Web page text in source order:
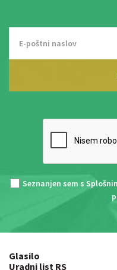
Seznanjen sem s
Glasilo
Uradni list RS